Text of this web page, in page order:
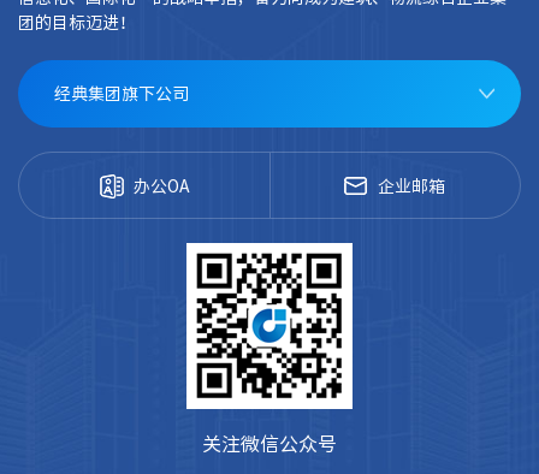
团的目标迈进！
经典集团旗下公司
办公OA 企业邮箱
关注微信公众号